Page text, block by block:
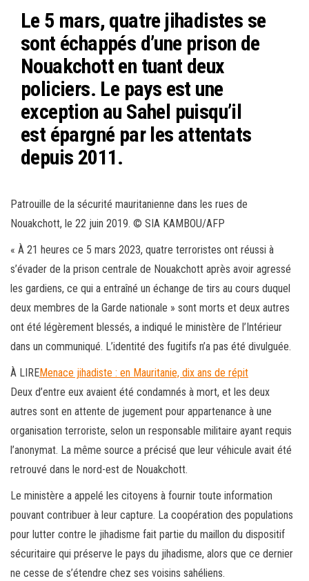
bo
ok
tt
er
ail ag
er
Le 5 mars, quatre jihadistes se
sont échappés d’une prison de
Nouakchott en tuant deux
policiers. Le pays est une
exception au Sahel puisqu’il
est épargné par les attentats
depuis 2011.
Patrouille de la sécurité mauritanienne dans les rues de
Nouakchott, le 22 juin 2019. © SIA KAMBOU/AFP
« À 21 heures ce 5 mars 2023, quatre terroristes ont réussi à
s’évader de la prison centrale de Nouakchott après avoir agressé
les gardiens, ce qui a entraîné un échange de tirs au cours duquel
deux membres de la Garde nationale » sont morts et deux autres
ont été légèrement blessés, a indiqué le ministère de l’Intérieur
dans un communiqué. L’identité des fugitifs n’a pas été divulguée.
À LIREMenace jihadiste : en Mauritanie, dix ans de répit
Deux d’entre eux avaient été condamnés à mort, et les deux
autres sont en attente de jugement pour appartenance à une
organisation terroriste, selon un responsable militaire ayant requis
l’anonymat. La même source a précisé que leur véhicule avait été
retrouvé dans le nord-est de Nouakchott.
Le ministère a appelé les citoyens à fournir toute information
pouvant contribuer à leur capture. La coopération des populations
pour lutter contre le jihadisme fait partie du maillon du dispositif
sécuritaire qui préserve le pays du jihadisme, alors que ce dernier
ne cesse de s’étendre chez ses voisins sahéliens.